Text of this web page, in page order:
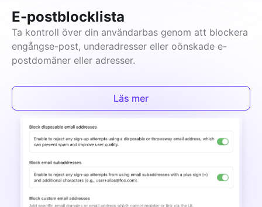
E-postblocklista
Ta kontroll över din användarbas genom att blockera
engångse-post, underadresser eller oönskade e-
postdomäner eller adresser.
Läs mer